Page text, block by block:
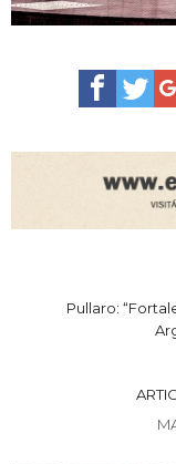
Pullaro: